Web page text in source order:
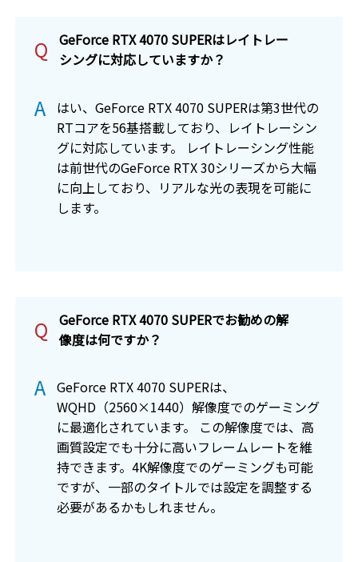
Q
GeForce RTX 4070 SUPERはレイトレー
シングに対応していますか？
A
はい、GeForce RTX 4070 SUPERは第3世代の
RTコアを56基搭載しており、レイトレーシン
グに対応しています。
レイトレーシング性能
は前世代のGeForce RTX 30シリーズから大幅
に向上しており、リアルな光の表現を可能に
します。
Q
GeForce RTX 4070 SUPERでお勧めの解
像度は何ですか？
A GeForce RTX 4070 SUPERは、
WQHD（2560×1440）解像度でのゲーミング
に最適化されています。
この解像度では、高
画質設定でも十分に高いフレームレートを維
持できます。4K解像度でのゲーミングも可能
ですが、一部のタイトルでは設定を調整する
必要があるかもしれません。